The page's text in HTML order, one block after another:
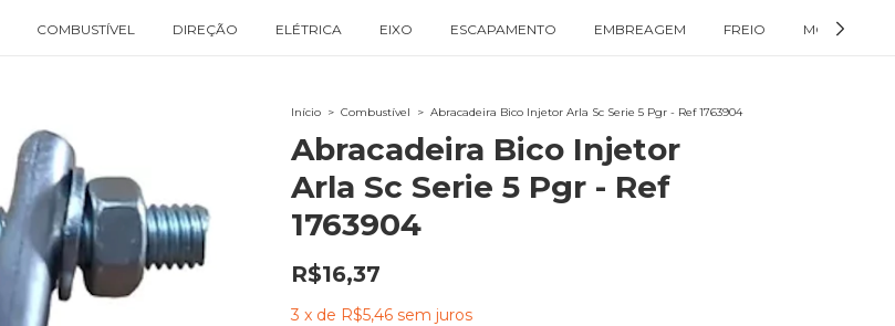
COMBUSTÍVEL DIREÇÃO ELÉTRICA EIXO ESCAPAMENTO EMBREAGEM FREIO MOTOR
Início > Combustível > Abracadeira Bico Injetor Arla Sc Serie 5 Pgr - Ref 1763904
Abracadeira Bico Injetor
Arla Sc Serie 5 Pgr - Ref
1763904
R$16,37
3 x de R$5,46 sem juros